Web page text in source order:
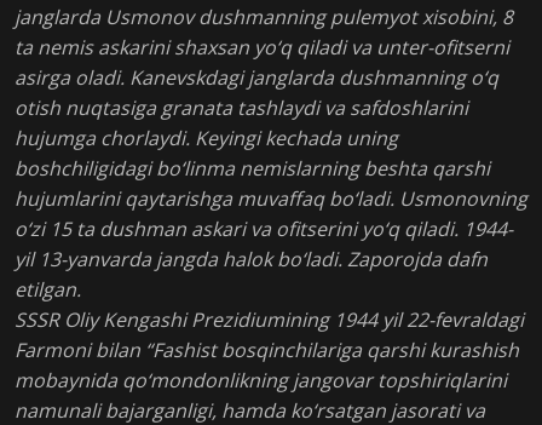
janglarda Usmonov dushmanning pulemyot xisobini, 8
ta nemis askarini shaxsan yo‘q qiladi va unter-ofitserni
asirga oladi. Kanevskdagi janglarda dushmanning o‘q
otish nuqtasiga granata tashlaydi va safdoshlarini
hujumga chorlaydi. Keyingi kechada uning
boshchiligidagi bo‘linma nemislarning beshta qarshi
hujumlarini qaytarishga muvaffaq bo‘ladi. Usmonovning
o‘zi 15 ta dushman askari va ofitserini yo‘q qiladi. 1944-
yil 13-yanvarda jangda halok bo‘ladi. Zaporojda dafn
etilgan.
SSSR Oliy Kengashi Prezidiumining 1944 yil 22-fevraldagi
Farmoni bilan “Fashist bosqinchilariga qarshi kurashish
mobaynida qo‘mondonlikning jangovar topshiriqlarini
namunali bajarganligi, hamda ko‘rsatgan jasorati va